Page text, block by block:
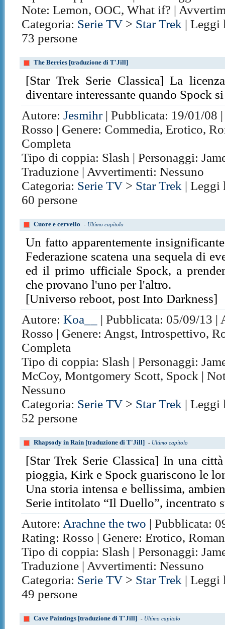
Note: Lemon, OOC, What if? |
Categoria: Serie TV > Star Trek | Leggi
73 persone
The Berries [traduzione di T'Jill]
[Star Trek Serie Classica] La
diventare interessante quando Spock
Autore:Jesmihr| Pubblicata: 19/01/08
Rosso | Genere: Commedia, Erotico,
Completa
Tipo di coppia: Slash | Personaggi:
Traduzione | Avvertimenti: Nessuno
Categoria: Serie TV > Star Trek | Leggi
60 persone
Cuore e cervello - Ultimo capitolo
Un fatto apparentemente
Federazione scatena una sequela di
ed il primo ufficiale Spock, a
che provano l'uno per l'altro.
[Universo reboot, post Into Darkness]
Autore:Koa__
| Pubblicata: 05/09/13 |
Rosso | Genere: Angst, Introspettivo,
Completa
Tipo di coppia: Slash | Personaggi:
McCoy, Montgomery Scott, Spock |
Nessuno
Categoria: Serie TV > Star Trek | Leggi
52 persone
Rhapsody in Rain [traduzione di T'Jill] - Ultimo capitolo
[Star Trek Serie Classica] In una
pioggia, Kirk e Spock guariscono le
Una storia intensa e bellissima,
Serie intitolato “Il Duello”, incentrato
Autore: Arachne the two | Pubblicata:
Rating: Rosso | Genere: Erotico,
Tipo di coppia: Slash | Personaggi:
Traduzione | Avvertimenti: Nessuno
Categoria: Serie TV > Star Trek | Leggi
49 persone
Cave Paintings [traduzione di T'Jill] - Ultimo capitolo